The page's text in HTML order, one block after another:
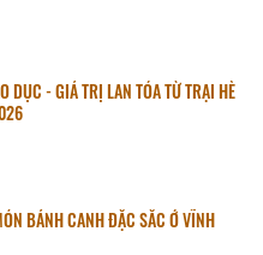
DỤC - GIÁ TRỊ LAN TỎA TỪ TRẠI HÈ
BÁNH CANH ĐẶC SẮC Ở VĨNH